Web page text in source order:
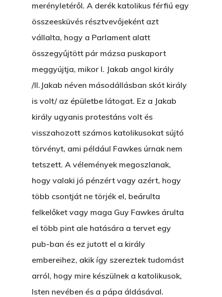
merényletéről. A derék katolikus férfiú egy
összeesküvés résztvevőjeként azt
vállalta, hogy a Parlament alatt
összegyűjtött pár mázsa puskaport
meggyújtja, mikor I. Jakab angol király
/II.Jakab néven másodállásban skót király
is volt/ az épületbe látogat. Ez a Jakab
király ugyanis protestáns volt és
visszahozott számos katolikusokat sújtó
törvényt, ami például Fawkes úrnak nem
tetszett. A vélemények megoszlanak,
hogy valaki jó pénzért vagy azért, hogy
több csontját ne törjék el, beárulta
felkelőket vagy maga Guy Fawkes árulta
el több pint ale hatására a tervet egy
pub-ban és ez jutott el a király
embereihez, akik így szereztek tudomást
arról, hogy mire készülnek a katolikusok,
Isten nevében és a pápa áldásával.